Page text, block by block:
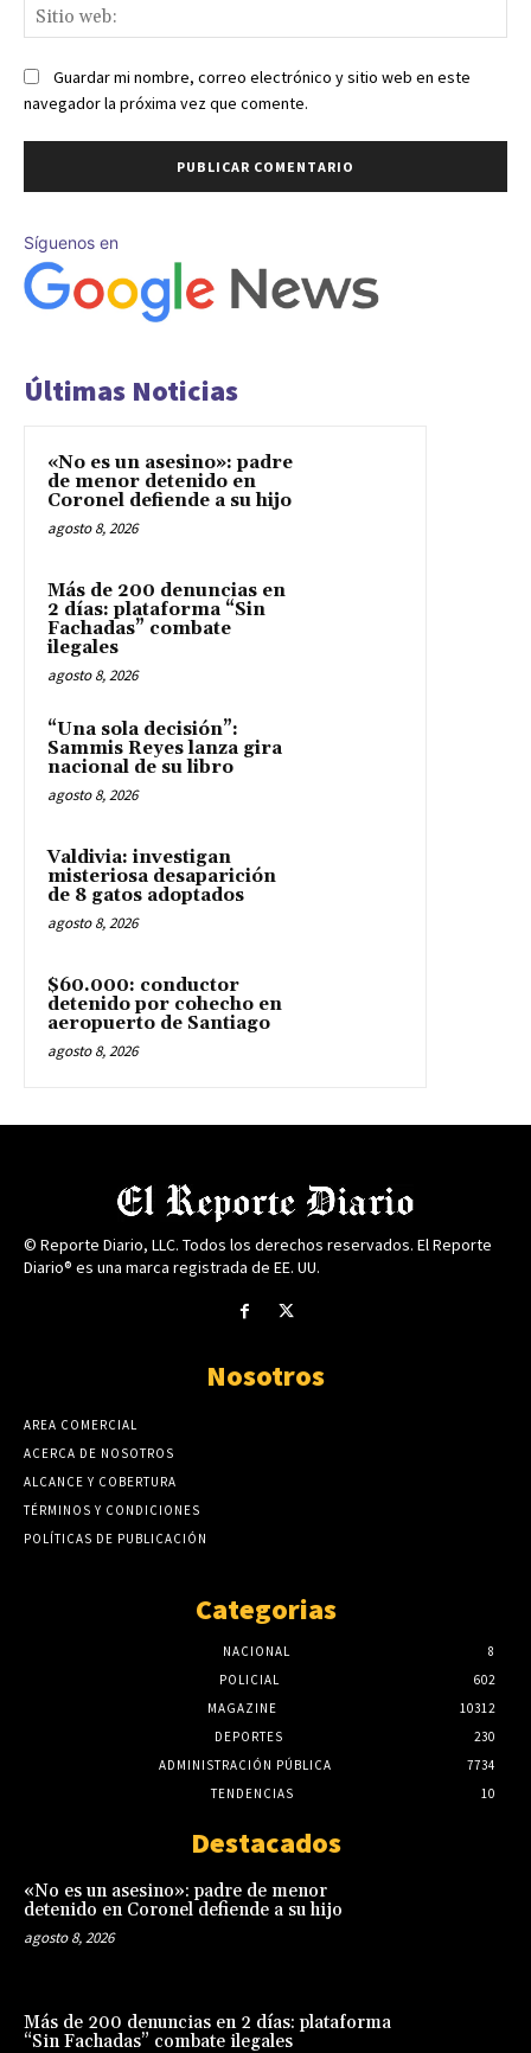
Guardar mi nombre, correo electrónico y sitio web en este
navegador la próxima vez que comente.
Síguenos en
Últimas Noticias
«No es un asesino»: padre
de menor detenido en
Coronel defiende a su hijo
agosto 8, 2026
Más de 200 denuncias en
2 días: plataforma “Sin
Fachadas” combate
ilegales
agosto 8, 2026
“Una sola decisión”:
Sammis Reyes lanza gira
nacional de su libro
agosto 8, 2026
Valdivia: investigan
misteriosa desaparición
de 8 gatos adoptados
agosto 8, 2026
$60.000: conductor
detenido por cohecho en
aeropuerto de Santiago
agosto 8, 2026
© Reporte Diario, LLC. Todos los derechos reservados. El Reporte
Diario® es una marca registrada de EE. UU.
Nosotros
AREA COMERCIAL
ACERCA DE NOSOTROS
ALCANCE Y COBERTURA
TÉRMINOS Y CONDICIONES
POLÍTICAS DE PUBLICACIÓN
Categorias
NACIONAL
8
POLICIAL
602
MAGAZINE
10312
DEPORTES
230
ADMINISTRACIÓN PÚBLICA
7734
TENDENCIAS
10
Destacados
«No es un asesino»: padre de menor
detenido en Coronel defiende a su hijo
agosto 8, 2026
Más de 200 denuncias en 2 días: plataforma
“Sin Fachadas” combate ilegales